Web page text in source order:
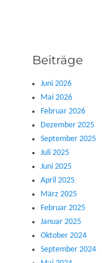
Beiträge
Juni 2026
Mai 2026
Februar 2026
Dezember 2025
September 2025
Juli 2025
Juni 2025
April 2025
März 2025
Februar 2025
Januar 2025
Oktober 2024
September 2024